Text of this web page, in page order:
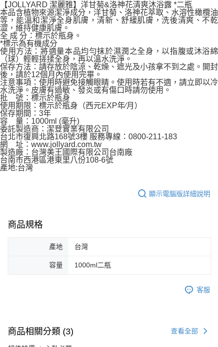
【JOLLYARD 潔麗雅】洋甘菊&洛神花清爽沐浴露 *二瓶
本品含植物來源潔淨成分，洋甘菊、洛神花萃取、水溶性橄欖油
等，能溫和潔淨全身肌膚，清新、舒緩肌膚，洗後清爽、不乾
澀，維持健康肌膚。
全 成 分：標示於瓶身。
*標示為有機成分
使用方法：將適量本品均勻抹於濕潤之全身，以指腹或沐浴綿
（球）輕輕搓揉全身，再以溫水洗淨。
保存方法：請存放於陰涼、乾燥、遮光及小孩拿不到之處。開封
後，請於12個月內使用完畢。
注意事項：使用時避免接觸眼睛。使用時若有不適，請立即以冷
水洗淨。皮膚有過敏、發炎或有傷口時請勿使用。
批 號：標示於瓶身
使用期限：標示於瓶身（西元EXP年∕月）
保存期間：3年
容 量：1000ml (毫升)
委託製造商：潔登實業有限公司
台北市復興北路168號3樓 服務專線：0800-211-183
網 址：www.jollyard.com.tw
製造廠：台灣美王國際有限公司台南廠
台南市西港區港東里八份108-6號
產地:台灣
顯示電腦版詳細說明
商品規格
產地 台灣
容量 1000ml二瓶
客服
商品相關分類 (3) 查看全部